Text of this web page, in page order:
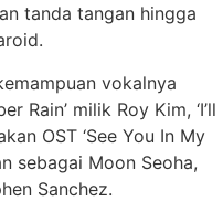
tanda tangan hingga
vokalnya
Rain’ milik Roy Kim, ‘I’ll
OST ‘See You In My
sebagai Moon Seoha,
Sanchez.